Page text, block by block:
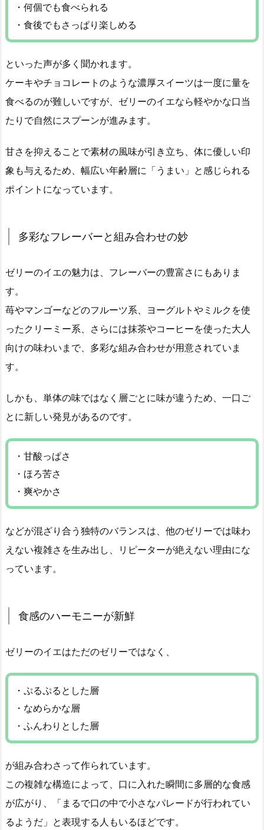
・何個でも食べられる
・食後でもさっぱり楽しめる
といった声が多く聞かれます。
ケーキやチョコレートのような濃厚スイーツは一度に量を
食べるのが難しいですが、ゼリーのイエなら軽やかな口当
たりで自然にスプーンが進みます。
甘さを抑えることで素材の風味が引き立ち、体に優しい印
象も与えるため、幅広い年齢層に「うまい」と感じられる
ポイントになっています。
多彩なフレーバーと組み合わせの妙
ゼリーのイエの魅力は、フレーバーの豊富さにもありま
す。
苺やマンゴーなどのフルーツ系、ヨーグルトやミルクを使
ったクリーミー系、さらには抹茶やコーヒーを使った大人
向けの味わいまで、多彩な組み合わせが用意されていま
す。
しかも、単体の味ではなく層ごとに味が違うため、一口ご
とに新しい発見があるのです。
・甘酸っぱさ
・ほろ苦さ
・爽やかさ
などが混ざり合う独特のバランスは、他のゼリーでは味わ
えない複雑さを生み出し、リピーターが絶えない理由にな
っています。
食感のハーモニーが新鮮
ゼリーのイエはただのゼリーではなく、
・ぷるぷるとした層
・なめらかな層
・ふんわりとした層
が組み合わさって作られています。
この複雑な構造によって、口に入れた瞬間に多層的な食感
が広がり、「まるで口の中で小さなパレードが行われてい
るようだ」と表現する人もいるほどです。